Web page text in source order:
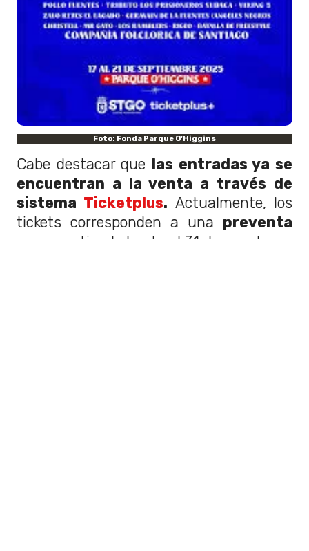
Foto: Fonda Parque O'Higgins
Cabe destacar que las entradas ya se
encuentran a la venta a través de
sistema Ticketplus. Actualmente, los
tickets corresponden a una preventa
que se extiende hasta el 31 de agosto.